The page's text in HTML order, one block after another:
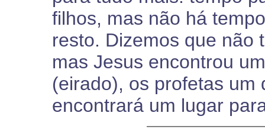
filhos, mas não há
resto. Dizemos que não
mas Jesus encontrou
(eirado), os profetas um
encontrará um lugar